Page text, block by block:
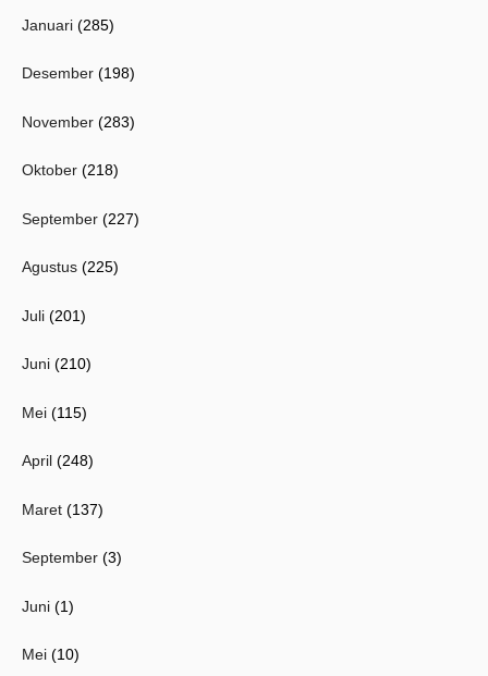
Januari (285)
Desember (198)
November (283)
Oktober (218)
September (227)
Agustus (225)
Juli (201)
Juni (210)
Mei (115)
April (248)
Maret (137)
September (3)
Juni (1)
Mei (10)